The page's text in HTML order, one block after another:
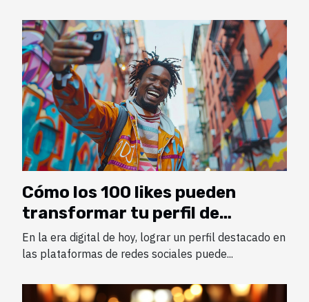
Cómo los 100 likes pueden
transformar tu perfil de
Instagram
En la era digital de hoy, lograr un perfil destacado en
las plataformas de redes sociales puede...